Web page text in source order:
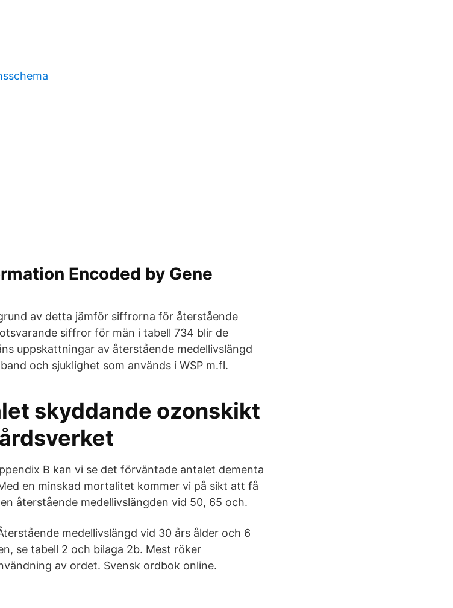
Encoded by Gene
av detta jämför siffrorna för återstående
siffror för män i tabell 734 blir de
uppskattningar av återstående medellivslängd
och sjuklighet som används i WSP m.fl.
skyddande ozonskikt
B kan vi se det förväntade antalet dementa
en minskad mortalitet kommer vi på sikt att få
återstående medellivslängden vid 50, 65 och.
medellivslängd vid 30 års ålder och 6
se tabell 2 och bilaga 2b. Mest röker
av ordet. Svensk ordbok online.